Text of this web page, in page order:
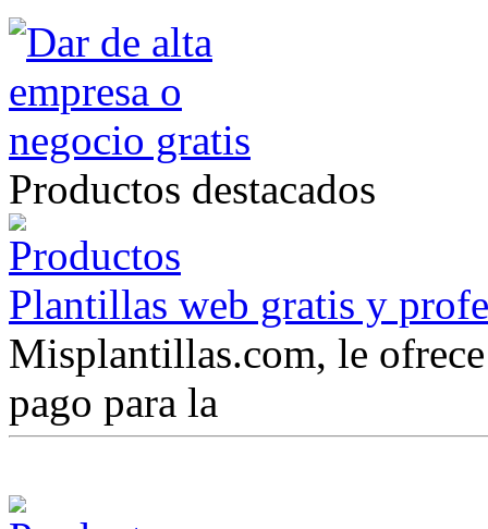
Productos destacados
Plantillas web gratis y
Misplantillas.com, le
pago para la